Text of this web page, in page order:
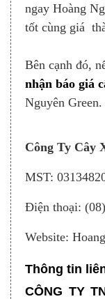
ngay Hoàng
tốt cùng giá
Bên cạnh đó,
nhận báo giá
Nguyên Green.
Công Ty Cây
MST:
Điện thoại:
Website:
Thông tin
CÔNG TY